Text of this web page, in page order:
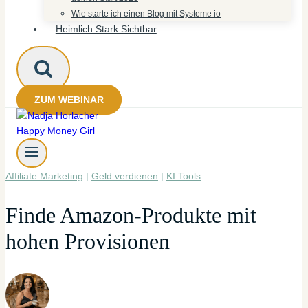
Wie starte ich einen Blog mit Systeme io
Heimlich Stark Sichtbar
ZUM WEBINAR
Affiliate Marketing | Geld verdienen | KI Tools
Finde Amazon-Produkte mit
hohen Provisionen